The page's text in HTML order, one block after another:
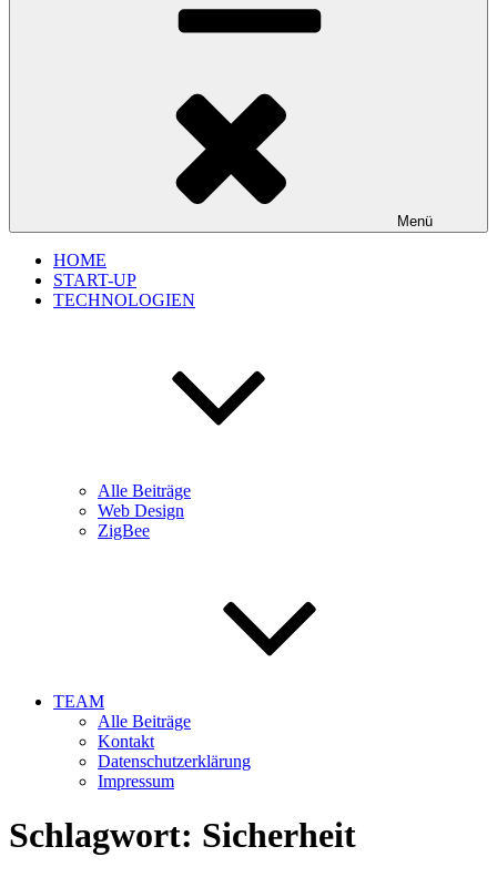
Menü
HOME
START-UP
TECHNOLOGIEN
Alle Beiträge
Web Design
ZigBee
TEAM
Alle Beiträge
Kontakt
Datenschutzerklärung
Impressum
Schlagwort: Sicherheit